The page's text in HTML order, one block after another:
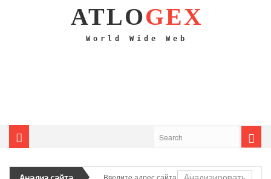
ATLOGEX
World Wide Web
PHP
Анализировать